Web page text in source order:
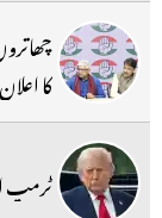
کا اعلان
ٹرمپ